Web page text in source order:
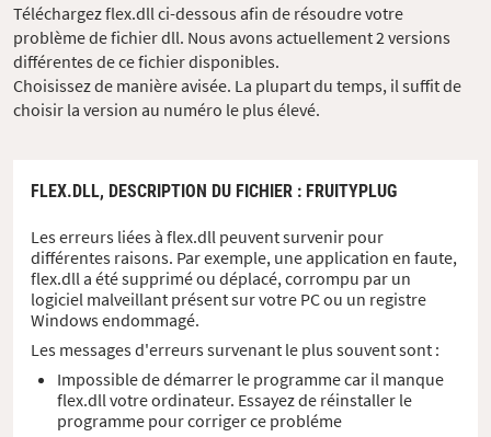
Téléchargez flex.dll ci-dessous afin de résoudre votre
problème de fichier dll. Nous avons actuellement 2 versions
différentes de ce fichier disponibles.
Choisissez de manière avisée. La plupart du temps, il suffit de
choisir la version au numéro le plus élevé.
FLEX.DLL, DESCRIPTION DU FICHIER : FRUITYPLUG
Les erreurs liées à flex.dll peuvent survenir pour
différentes raisons. Par exemple, une application en faute,
flex.dll a été supprimé ou déplacé, corrompu par un
logiciel malveillant présent sur votre PC ou un registre
Windows endommagé.
Les messages d'erreurs survenant le plus souvent sont :
Impossible de démarrer le programme car il manque
flex.dll votre ordinateur. Essayez de réinstaller le
programme pour corriger ce probléme